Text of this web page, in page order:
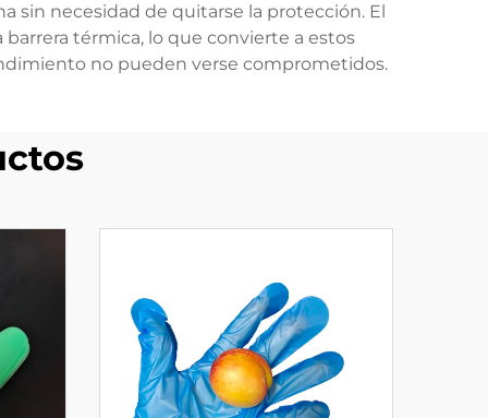
sin necesidad de quitarse la protección. El
térmica, lo que convierte a estos
no pueden verse comprometidos.